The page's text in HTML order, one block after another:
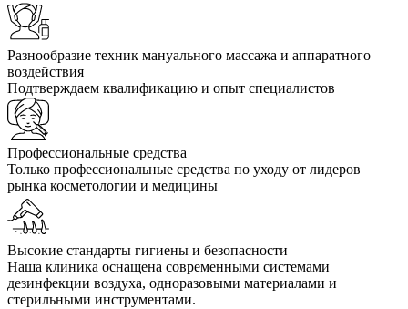
Разнообразие техник мануального массажа и аппаратного
воздействия
Подтверждаем квалификацию и опыт специалистов
Профессиональные средства
Только профессиональные средства по уходу от лидеров
рынка косметологии и медицины
Высокие стандарты гигиены и безопасности
Наша клиника оснащена современными системами
дезинфекции воздуха, одноразовыми материалами и
стерильными инструментами.